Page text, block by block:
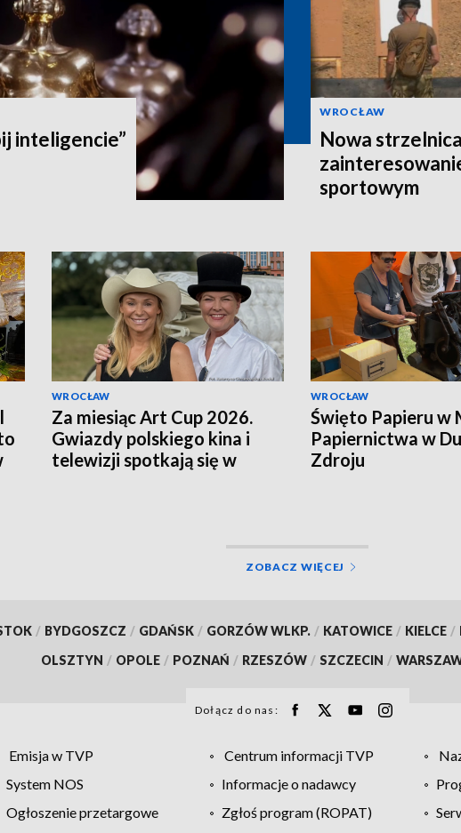
inteligencie”
WROCŁAW
Nowa
sportowym
WROCŁAW
Za miesiąc Art Cup 2026.
Gwiazdy polskiego kina i
telewizji spotkają się w
WROCŁAW
Święto Papieru w
Papiernictwa w
Zdroju
ZOBACZ WIĘCEJ
/ BYDGOSZCZ / GDAŃSK / GORZÓW WLKP. / KATOWICE / KIELCE /
OLSZTYN / OPOLE / POZNAŃ / RZESZÓW / SZCZECIN /
Dołącz do nas:
Emisja w TVP Centrum informacji TVP
System NOS Informacje o nadawcy
Ogłoszenie przetargowe Zgłoś program (ROPAT)